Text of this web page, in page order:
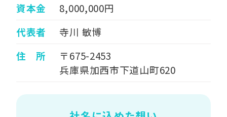
資本金
8,000,000円
代表者
寺川 敏博
住 所
〒675-2453
兵庫県加西市下道山町620